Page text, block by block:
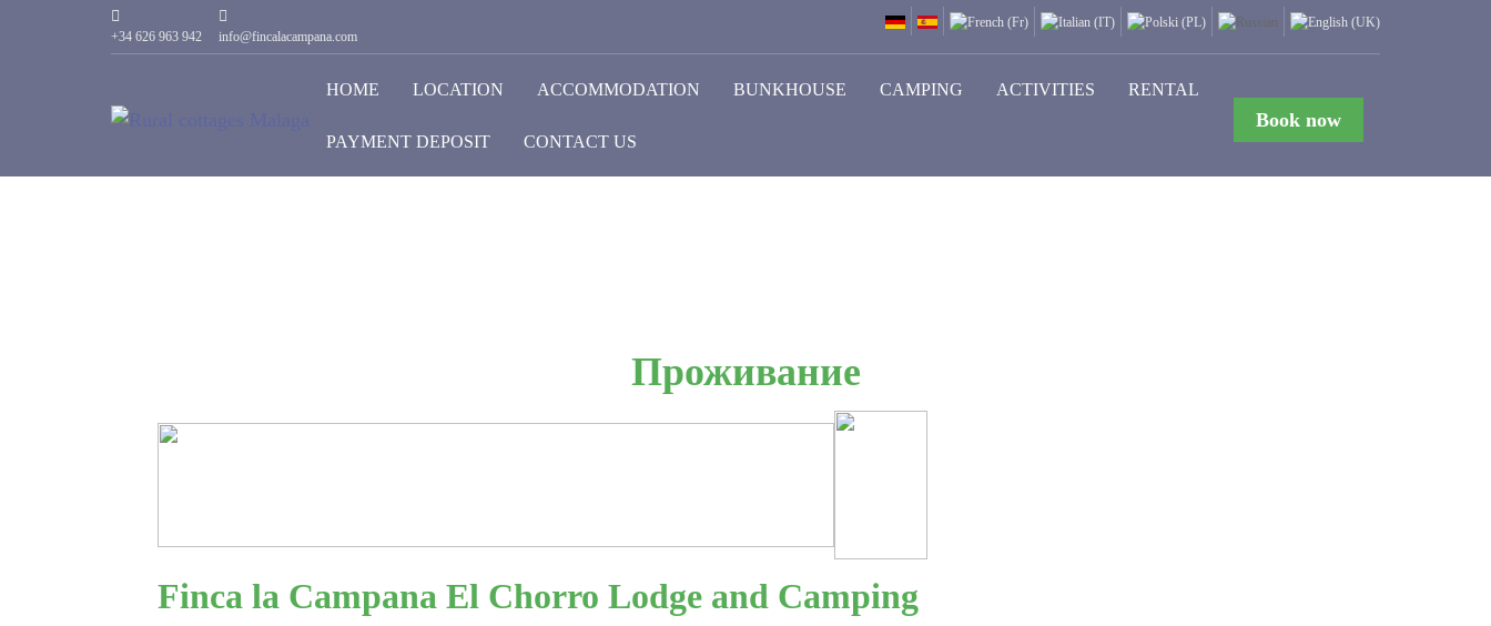
+34 626 963 942 info@fincalacampana.com
HOME LOCATION ACCOMMODATION BUNKHOUSE CAMPING ACTIVITIES RENTAL
PAYMENT DEPOSIT CONTACT US
Book now
Проживание
Finca la Campana El Chorro Lodge and Camping